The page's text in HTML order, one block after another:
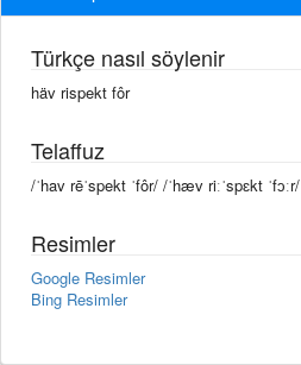
Türkçe nasıl söylenir
häv rispekt fôr
Telaffuz
/ˈhav rēˈspekt ˈfôr/ /ˈhæv riːˈspɛkt ˈfɔːr/
Resimler
Google Resimler
Bing Resimler